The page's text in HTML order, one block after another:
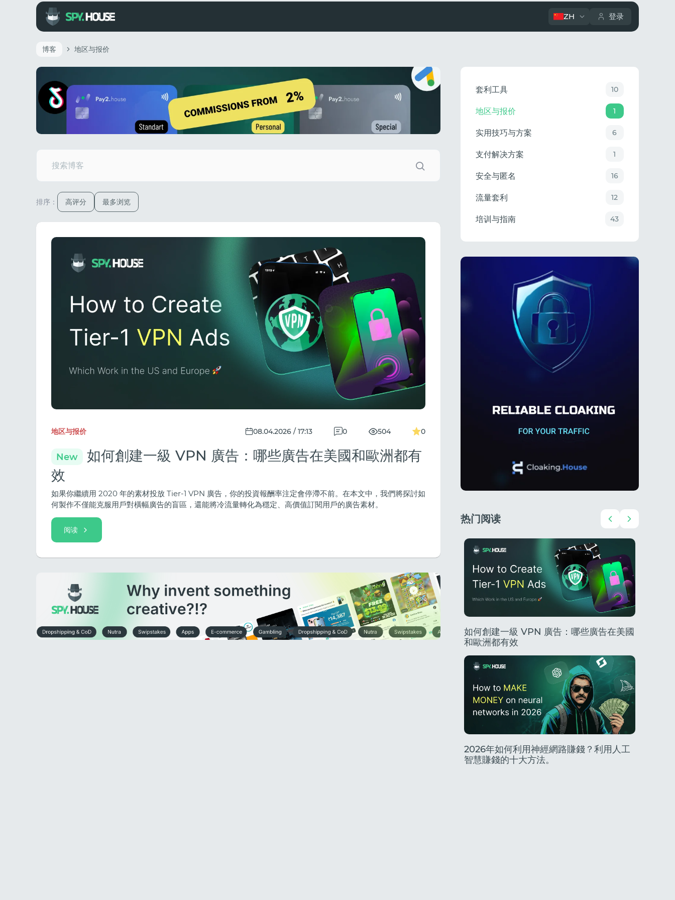
ZH 登录
博客 地区与报价
排序： 高评分 最多浏览
地区与报价 08.04.2026 / 17:13 0 504 0
New
如何創建一級 VPN 廣告：哪些廣告在美國和歐洲都有
效
如果你繼續用 2020 年的素材投放 Tier-1 VPN 廣告，你的投資報酬率注定會停滯不前。在本文中，我們將探討如
何製作不僅能克服用戶對橫幅廣告的盲區，還能將冷流量轉化為穩定、高價值訂閱用戶的廣告素材。
阅读
套利工具 10
地区与报价 1
实用技巧与方案 6
支付解决方案 1
安全与匿名 16
流量套利 12
培训与指南 43
热门阅读
2026 年的套利投注：市場是否依然存在？
新手能賺多少錢？
如何創建一級 VPN 廣告：哪些廣告在美國
和歐洲都有效
2026年如何利用神經網路賺錢？利用人工
智慧賺錢的十大方法。